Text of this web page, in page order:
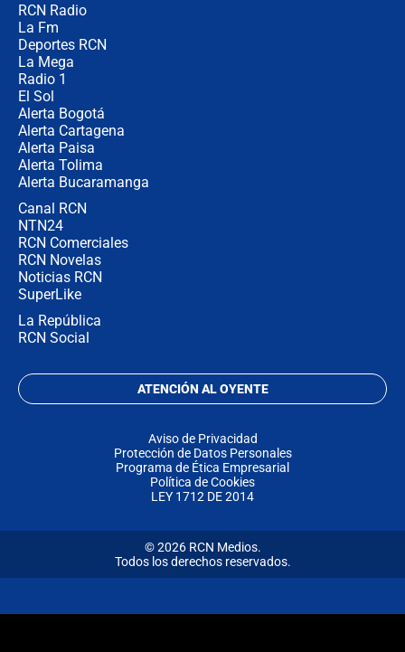
RCN Radio
La Fm
Deportes RCN
La Mega
Radio 1
El Sol
Alerta Bogotá
Alerta Cartagena
Alerta Paisa
Alerta Tolima
Alerta Bucaramanga
Canal RCN
NTN24
RCN Comerciales
RCN Novelas
Noticias RCN
SuperLike
La República
RCN Social
ATENCIÓN AL OYENTE
Aviso de Privacidad
Protección de Datos Personales
Programa de Ética Empresarial
Política de Cookies
LEY 1712 DE 2014
© 2026 RCN Medios.
Todos los derechos reservados.